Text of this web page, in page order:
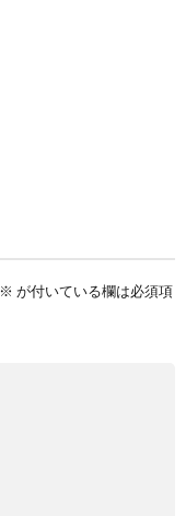
※ が付いている欄は必須項